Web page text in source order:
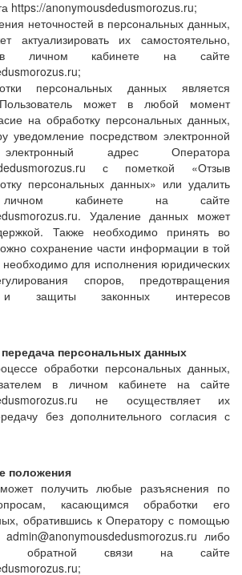
https://anonymousdedusmorozus.ru;
неточностей в персональных данных,
актуализировать их самостоятельно,
личном кабинете на сайте
персональных данных является
может в любой момент
на обработку персональных данных,
уведомление посредством электронной
адрес Оператора
с пометкой «Отзыв
персональных данных» или удалить
кабинете на сайте
Удаление данных может
Также необходимо принять во
сохранение части информации в той
необходимо для исполнения юридических
споров, предотвращения
и защиты законных интересов
передача персональных данных
обработки персональных данных,
в личном кабинете на сайте
не осуществляет их
без дополнительного согласия с
положения
получить любые разъяснения по
касающимся обработки его
обратившись к Оператору с помощью
admin@anonymousdedusmorozus.ru либо
обратной связи на сайте